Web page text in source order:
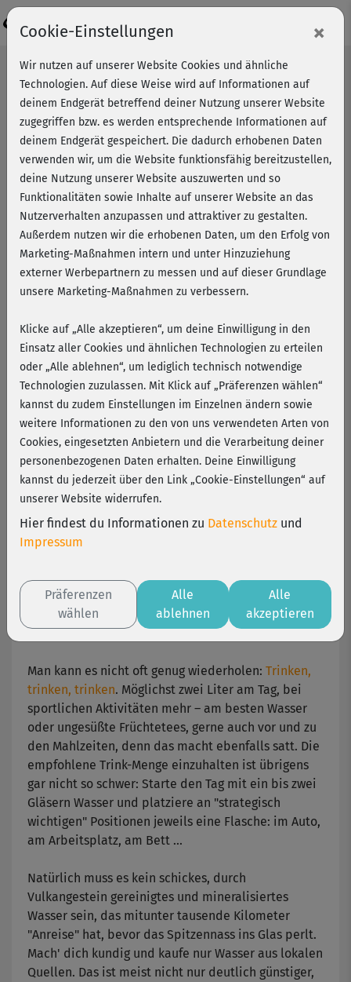
Fit und schlank essen – einfache
Alltagstipps
Oberstes Gebot für alle "Fit-Esser": "Qualität
tanken" – denn der gesamte Körper profitiert von
einer hochwertigen, abwechslungsreichen
Ernährung.
Immer wieder tauchen dazu Fragen auf: "Wie viel
soll ich am Tag trinken? Wo kann ich gesunde
Lebensmittel kaufen? Wie kann ich
einfachen Alltagstipps geben Antwort!
Wasser marsch
Man kann es nicht oft genug wiederholen: Trinken,
trinken, trinken. Möglichst zwei Liter am Tag, bei
sportlichen Aktivitäten mehr – am besten Wasser
oder ungesüßte Früchtetees, gerne auch vor und zu
den Mahlzeiten, denn das macht ebenfalls satt. Die
empfohlene Trink-Menge einzuhalten ist übrigens
gar nicht so schwer: Starte den Tag mit ein bis zwei
Gläsern Wasser und platziere an "strategisch
wichtigen" Positionen jeweils eine Flasche: im Auto,
am Arbeitsplatz, am Bett ...
Natürlich muss es kein schickes, durch
Vulkangestein gereinigtes und mineralisiertes
Wasser sein, das mitunter tausende Kilometer
"Anreise" hat, bevor das Spitzennass ins Glas perlt.
Mach' dich kundig und kaufe nur Wasser aus lokalen
Quellen. Das ist meist nicht nur deutlich günstiger,
Cookie-Einstellungen ×
Wir nutzen auf unserer Website Cookies und ähnliche
Technologien. Auf diese Weise wird auf Informationen auf
deinem Endgerät betreffend deiner Nutzung unserer Website
zugegriffen bzw. es werden entsprechende Informationen auf
deinem Endgerät gespeichert. Die dadurch erhobenen Daten
verwenden wir, um die Website funktionsfähig bereitzustellen,
deine Nutzung unserer Website auszuwerten und so
Funktionalitäten sowie Inhalte auf unserer Website an das
Nutzerverhalten anzupassen und attraktiver zu gestalten.
Außerdem nutzen wir die erhobenen Daten, um den Erfolg von
Marketing-Maßnahmen intern und unter Hinzuziehung
externer Werbepartnern zu messen und auf dieser Grundlage
unsere Marketing-Maßnahmen zu verbessern.
Klicke auf „Alle akzeptieren“, um deine Einwilligung in den
Einsatz aller Cookies und ähnlichen Technologien zu erteilen
oder „Alle ablehnen“, um lediglich technisch notwendige
Technologien zuzulassen. Mit Klick auf „Präferenzen wählen“
kannst du zudem Einstellungen im Einzelnen ändern sowie
weitere Informationen zu den von uns verwendeten Arten von
Cookies, eingesetzten Anbietern und die Verarbeitung deiner
personenbezogenen Daten erhalten. Deine Einwilligung
kannst du jederzeit über den Link „Cookie-Einstellungen“ auf
unserer Website widerrufen.
Hier findest du Informationen zu Datenschutz und
Impressum
Präferenzen
wählen
Alle
ablehnen
Alle
akzeptieren